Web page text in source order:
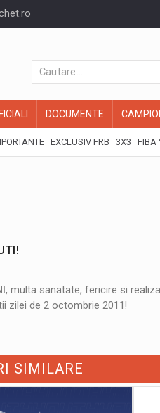
DOCUMENTE
EXCLUSIV FRB 3X3 FIBA
, multa sanatate, fericire si
zilei de 2 octombrie 2011!
SIMILARE